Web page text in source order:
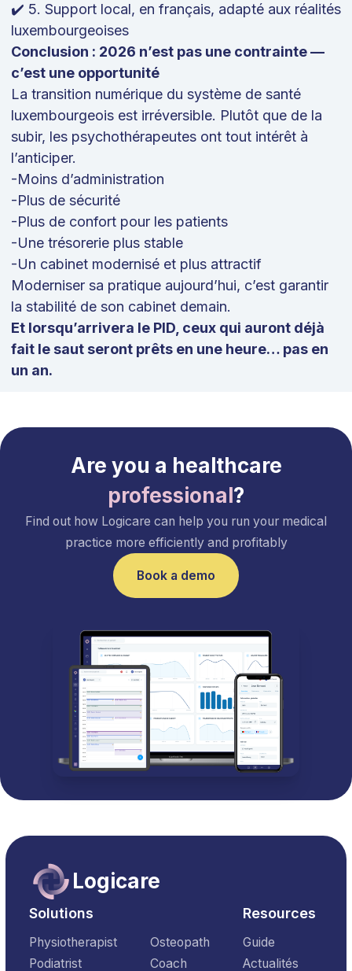
✔️ 5. Support local, en français, adapté aux réalités
luxembourgeoises
Conclusion : 2026 n’est pas une contrainte —
c’est une opportunité
La transition numérique du système de santé
luxembourgeois est irréversible. Plutôt que de la
subir, les psychothérapeutes ont tout intérêt à
l’anticiper.
-Moins d’administration
-Plus de sécurité
-Plus de confort pour les patients
-Une trésorerie plus stable
-Un cabinet modernisé et plus attractif
Moderniser sa pratique aujourd’hui, c’est garantir
la stabilité de son cabinet demain.
Et lorsqu’arrivera le PID, ceux qui auront déjà
fait le saut seront prêts en une heure… pas en
un an.
Are you a healthcare
professional?
Find out how Logicare can help you run your medical
practice more efficiently and profitably
Book a demo
Logicare
Solutions
Physiotherapist
Podiatrist
Osteopath
Coach
Resources
Guide
Actualités